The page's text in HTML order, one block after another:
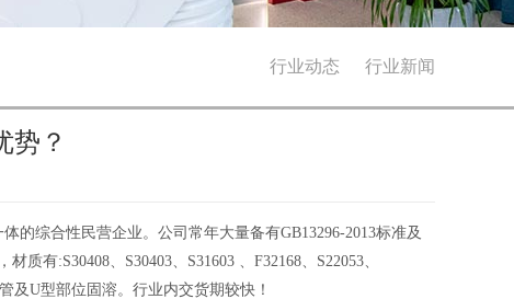
行业动态 行业新闻
势？
的综合性民营企业。公司常年大量备有GB13296-2013标准及
有:S30408、S30403、S31603 、F32168、S22053、
及U型部位固溶。行业内交货期较快！